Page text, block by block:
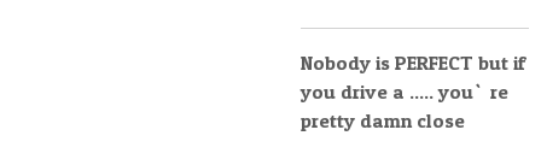
Nobody is PERFECT but if
you drive a ..... you`re
pretty damn close